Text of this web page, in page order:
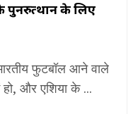
पुनरुत्थान के लिए
फुटबॉल आने वाले
हो, और एशिया के ...